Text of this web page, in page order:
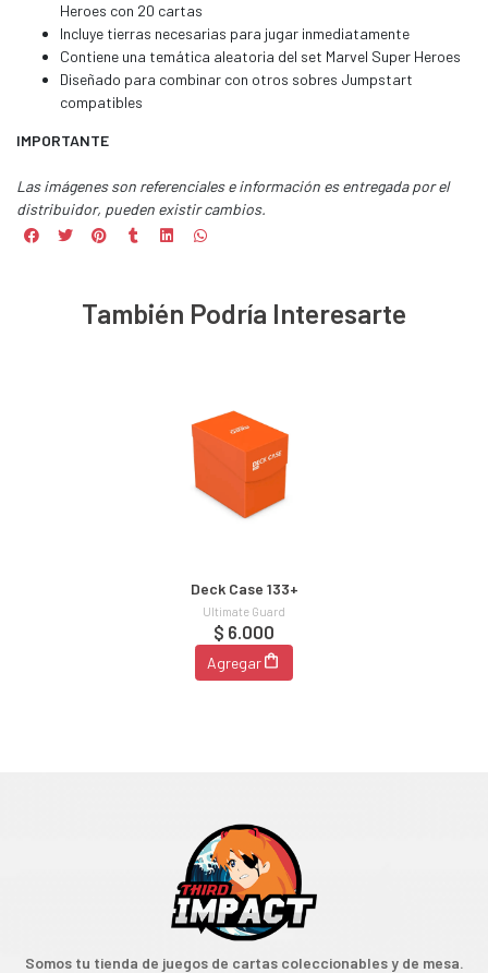
Heroes con 20 cartas
Incluye tierras necesarias para jugar inmediatamente
Contiene una temática aleatoria del set Marvel Super Heroes
Diseñado para combinar con otros sobres Jumpstart
compatibles
IMPORTANTE
Las imágenes son referenciales e información es entregada por el
distribuidor, pueden existir cambios.
También Podría Interesarte
Deck Case 133+
Ultimate Guard
$ 6.000
Agregar
Somos tu tienda de juegos de cartas coleccionables y de mesa.